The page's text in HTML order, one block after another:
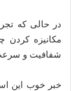
در حالی که
مکانیزه کردن
شفافیت و سرعت
خبر خوب این